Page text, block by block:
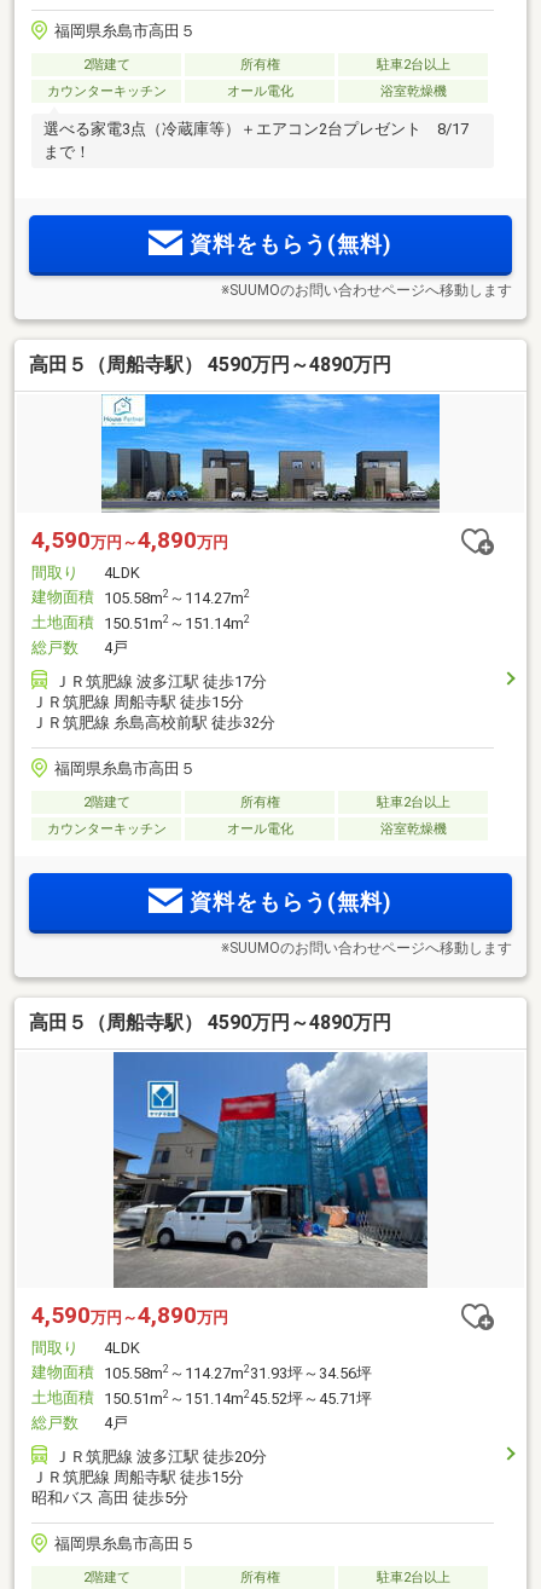
福岡県糸島市高田５
2階建て 所有権
駐車2台以上
カウンターキッチン
オール電化 浴室乾燥機
選べる家電3点（冷蔵庫等）＋エアコン2台プレゼント 8/17
まで！
資料をもらう(無料)
※SUUMOのお問い合わせページへ移動します
高田５（周船寺駅） 4590万円～4890万円
4,590万円～4,890万円
間取り
4LDK
建物面積 105.58m2 ～114.27m2
土地面積 150.51m2 ～151.14m2
総戸数
4戸
ＪＲ筑肥線 波多江駅 徒歩17分
ＪＲ筑肥線 周船寺駅 徒歩15分
ＪＲ筑肥線 糸島高校前駅 徒歩32分
福岡県糸島市高田５
2階建て 所有権
駐車2台以上
カウンターキッチン
オール電化 浴室乾燥機
資料をもらう(無料)
※SUUMOのお問い合わせページへ移動します
高田５（周船寺駅） 4590万円～4890万円
4,590万円～4,890万円
間取り
4LDK
建物面積 105.58m2 ～114.27m2 31.93坪～34.56坪
土地面積 150.51m2 ～151.14m245.52坪～45.71坪
総戸数
4戸
ＪＲ筑肥線 波多江駅 徒歩20分
ＪＲ筑肥線 周船寺駅 徒歩15分
昭和バス 高田 徒歩5分
福岡県糸島市高田５
2階建て 所有権 駐車2台以上